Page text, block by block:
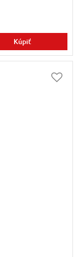
Kúpiť